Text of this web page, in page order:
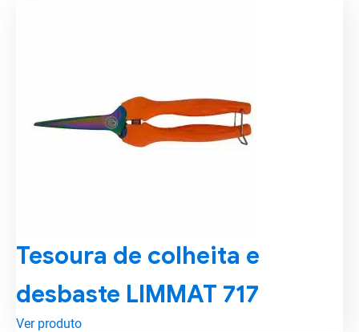
Tesoura de colheita e
desbaste LIMMAT 717
Ver produto